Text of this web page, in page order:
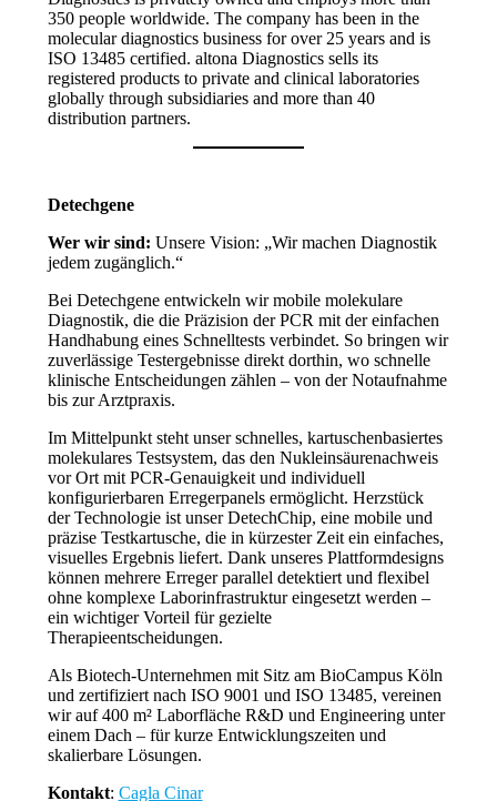
350 people worldwide. The company has been in the
molecular diagnostics business for over 25 years and is
ISO 13485 certified. altona Diagnostics sells its
registered products to private and clinical laboratories
globally through subsidiaries and more than 40
distribution partners.
Detechgene
Wer wir sind: Unsere Vision: „Wir machen Diagnostik
jedem zugänglich.“
Bei Detechgene entwickeln wir mobile molekulare
Diagnostik, die die Präzision der PCR mit der einfachen
Handhabung eines Schnelltests verbindet. So bringen wir
zuverlässige Testergebnisse direkt dorthin, wo schnelle
klinische Entscheidungen zählen – von der Notaufnahme
bis zur Arztpraxis.
Im Mittelpunkt steht unser schnelles, kartuschenbasiertes
molekulares Testsystem, das den Nukleinsäurenachweis
vor Ort mit PCR-Genauigkeit und individuell
konfigurierbaren Erregerpanels ermöglicht. Herzstück
der Technologie ist unser DetechChip, eine mobile und
präzise Testkartusche, die in kürzester Zeit ein einfaches,
visuelles Ergebnis liefert. Dank unseres Plattformdesigns
können mehrere Erreger parallel detektiert und flexibel
ohne komplexe Laborinfrastruktur eingesetzt werden –
ein wichtiger Vorteil für gezielte
Therapieentscheidungen.
Als Biotech-Unternehmen mit Sitz am BioCampus Köln
und zertifiziert nach ISO 9001 und ISO 13485, vereinen
wir auf 400 m² Laborfläche R&D und Engineering unter
einem Dach – für kurze Entwicklungszeiten und
skalierbare Lösungen.
Kontakt: Cagla Cinar